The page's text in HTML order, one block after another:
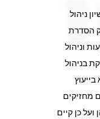
ניהול
הסדרת
וניהול
1995, העוסקת בניהול
מחזיקים
ועל כן קיים